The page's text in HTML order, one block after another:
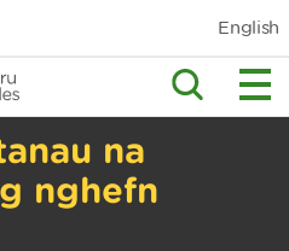
English
na
nghefn